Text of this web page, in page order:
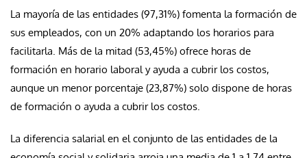
La mayoría de las entidades (97,31%) fomenta la formación de
sus empleados, con un 20% adaptando los horarios para
facilitarla. Más de la mitad (53,45%) ofrece horas de
formación en horario laboral y ayuda a cubrir los costos,
aunque un menor porcentaje (23,87%) solo dispone de horas
de formación o ayuda a cubrir los costos.
La diferencia salarial en el conjunto de las entidades de la